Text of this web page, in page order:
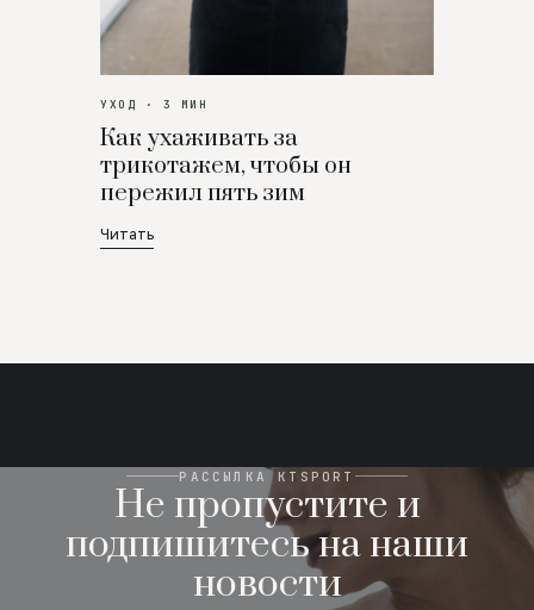
УХОД · 3 МИН
Как ухаживать за
трикотажем, чтобы он
пережил пять зим
Читать
РАССЫЛКА KTSPORT
Не пропустите и
подпишитесь на наши
новости